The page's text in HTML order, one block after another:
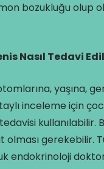
bozukluğu olup
Nasıl Tedavi
yaşına,
inceleme için
kullanılabilir.
gerekebilir.
endokrinoloji